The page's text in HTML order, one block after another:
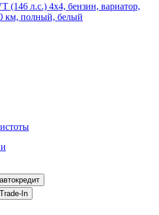
(146 л.с.) 4x4, бензин, вариатор,
км, полный, белый
на автокредит
на Trade-In